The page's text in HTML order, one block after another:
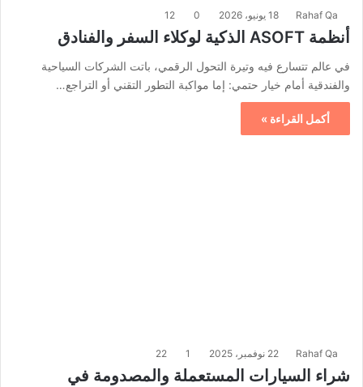
Rahaf Qa 18 يونيو، 2026 0
12
أنظمة ASOFT الذكية لوكلاء السفر والفنادق
في عالم تتسارع فيه وتيرة التحول الرقمي، باتت الشركات السياحية
والفندقية أمام خيار حتمي: إما مواكبة التطور التقني أو التراجع…
أكمل القراءة »
Rahaf Qa 22 نوفمبر، 2025 1
22
شراء السيارات المستعملة والمصدومة في